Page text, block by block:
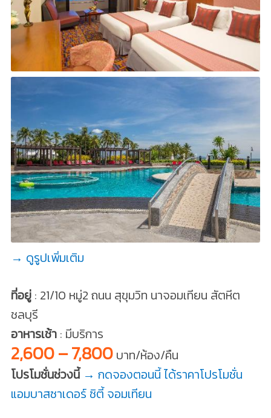
→ ดูรูปเพิ่มเติม
ที่อยู่: 21/10 หมู่2 ถนน สุขุมวิท นาจอมเทียน สัตหีต
ชลบุรี
อาหารเช้า: มีบริการ
2,600 – 7,800บาท/ห้อง/คืน
โปรโมชั่นช่วงนี้ → กดจองตอนนี้ ได้ราคาโปรโมชั่น
แอมบาสซาเดอร์ ซิตี้ จอมเทียน